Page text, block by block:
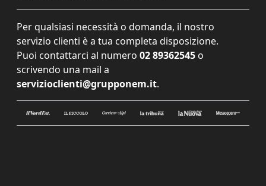
Per qualsiasi necessità o domanda, il nostro
servizio clienti è a tua completa disposizione.
Puoi contattarci al numero 02 89362545 o
scrivendo una mail a
servizioclienti@grupponem.it.